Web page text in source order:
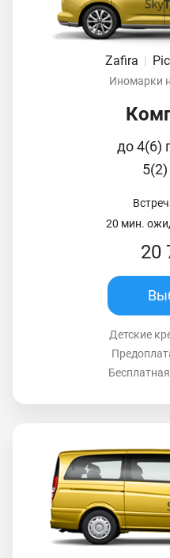
Zafira |
Иномарки
до 4(6)
20 мин.
20
Детские